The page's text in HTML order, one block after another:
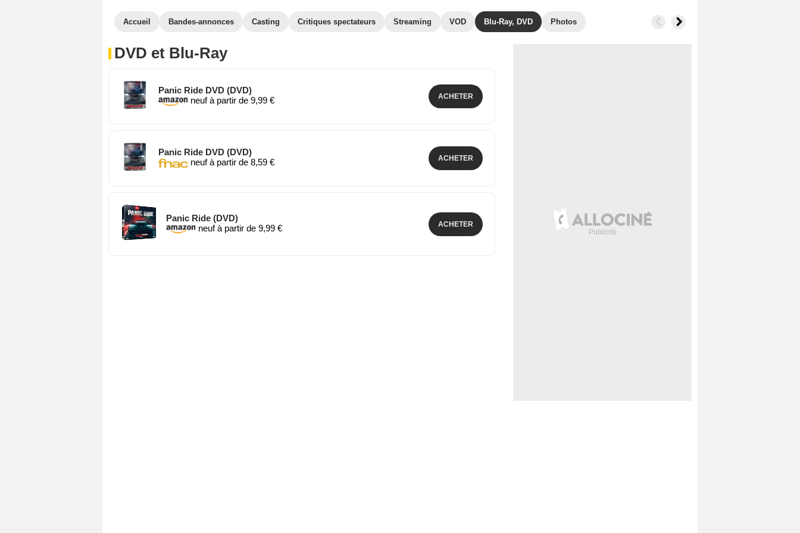
Accueil Bandes-annonces Casting Critiques spectateurs Streaming VOD Blu-Ray, DVD Photos
DVD et Blu-Ray
Panic Ride DVD (DVD)
neuf à partir de 9,99 €
ACHETER
Panic Ride DVD (DVD)
neuf à partir de 8,59 €
ACHETER
Panic Ride (DVD)
neuf à partir de 9,99 €
ACHETER